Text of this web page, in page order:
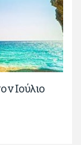
Ιούλιο